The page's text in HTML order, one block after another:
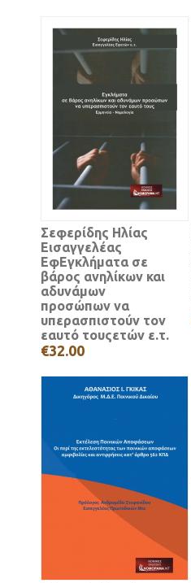
Σεφερίδης Ηλίας
Εισαγγελέας
ΕφΕγκλήματα σε
βάρος ανηλίκων και
αδυνάμων
προσώπων να
υπερασπιστούν τον
εαυτό τουςετών ε.τ.
€32.00